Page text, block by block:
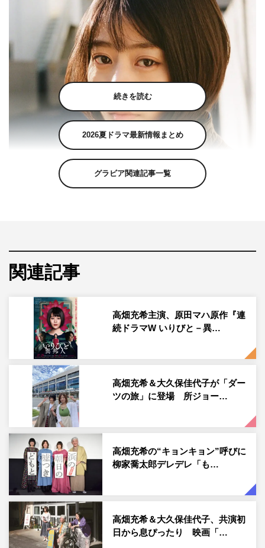
高畑充希
が社長になるなんて』（日本テレビ系）で、高畑充希が主
演を務めることが発表された。
本作では、出世欲ナシ彼氏ナシのイマドキOLが、いきな
り子会社の社長に抜擢。さまざまなムチャブリに振り回さ
れながらも仕事や恋に体当たりで乗り越え、1人の女性と
して成長していく姿を描く爽快お仕事エンターテインメン
トだ。さらに、カリスマ社長とナマイキ部下との間で揺れ
動く恋も描かれる。
高畑が演じるのは、ベンチャー企業で社長秘書として働く
30歳のOL・高梨雛子。直感で動くカリスマ社長からのム
チャブリに振り回されるも八方美人で切り抜けてきた彼女
が突然、子会社の社長に大抜擢。次から次へと降りかかる
試練の数々に悪戦苦闘しながらも、全力で突き進んでい
く。
続きを読む
2026夏ドラマ最新情報まとめ
グラビア関連記事一覧
関連記事
高畑充希主演、原田マハ原作『連
続ドラマW いりびと－異…
高畑充希＆大久保佳代子が「ダー
ツの旅」に登場 所ジョー…
高畑充希の“キョンキョン”呼びに
柳家喬太郎デレデレ「も…
高畑充希＆大久保佳代子、共演初
日から息ぴったり 映画「…